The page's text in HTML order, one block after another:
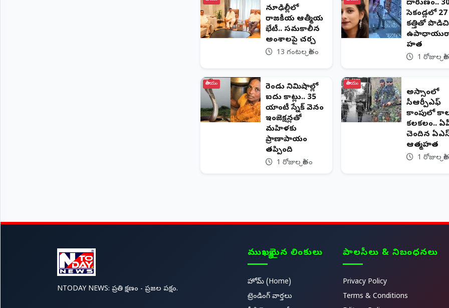
న్యూఢిల్లీలో
రాజకీయ ఆత్మీయ
భేటీ.. సమకాలీన
అంశాలపై చర్చ
13 గంటల క్రితం
దారుణం..
సెకండ్లలో 27
కత్తితో పొడిచి
హత్య
1 రోజుల
జాతీయం
రెండు నిమిషాల్లో
ఐదు కాట్లు.. 35
యాంటీ స్నేక్ వెనం
ఇంజెక్షన్లతో
మహిళకు
ప్రాణాపాయం
తప్పింది
1 రోజుల క్రితం
జాతీయం
అస్సాంలో
సీఆర్పీఎఫ్
క్యాంపులో
కలకలం..
చెందిన
ఆత్మహత్య
1 రోజుల
NTODAY NEWS: ప్రతి క్షణం - ప్రజల పక్షం.
ముఖ్యమైన లింకులు
హోమ్ (Home)
ట్రెండింగ్ వార్తలు
పాలసీలు & నిబంధనలు
Privacy Policy
Terms & Conditions